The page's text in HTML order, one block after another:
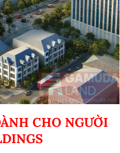
CHO NGƯỜI